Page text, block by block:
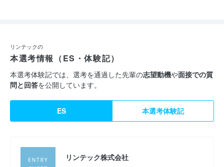
リンテックの
本選考情報（ES・体験記）
本選考体験記では、選考を通過した先輩の志望動機や面接での質
問と回答を公開しています。
ES 本選考体験記
リンテック株式会社